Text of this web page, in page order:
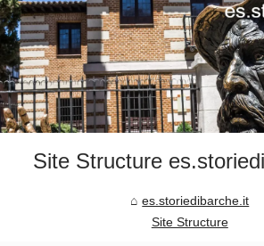
Site Structure
es.storiedibarche.it
Site Structure